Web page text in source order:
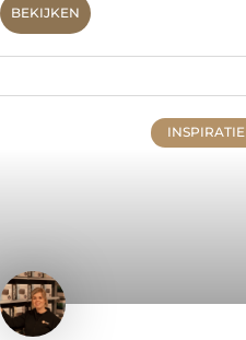
BEKIJKEN
INSPIRATIE